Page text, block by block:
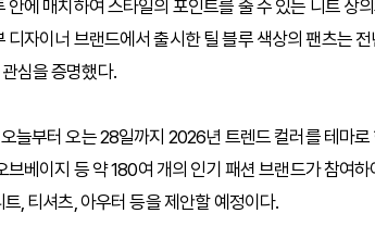
안에 매치하여 스타일의 포인트를 줄 수 있는 니트 상
디자이너 브랜드에서 출시한 틸 블루 색상의 팬츠는
심을 증명했다.
늘부터 오는 28일까지 2026년 트렌드 컬러를 테마
브베이지 등 약 180여 개의 인기 패션 브랜드가 참여
, 티셔츠, 아우터 등을 제안할 예정이다.